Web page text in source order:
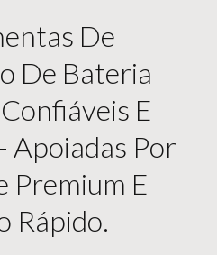
De
De Bateria
E
Apoiadas Por
Premium E
Rápido.